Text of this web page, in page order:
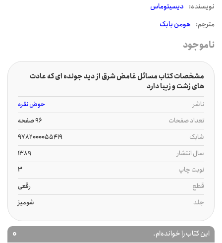
نويسنده: دیسیتوماس
مترجم: هومن بابک
ناموجود
مشخصات کتاب مسائل غامض شرق از دید جونده ای که عادت
های زشت و زیبا دارد
ناشر
حوض نقره
تعداد صفحات
96 صفحه
شابک
9782000055419
سال انتشار
1389
نوبت چاپ
3
قطع
رقعی
جلد
شومیز
این کتاب را خوانده‌ام. 0